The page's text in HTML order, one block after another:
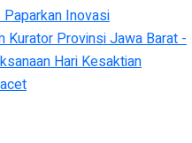
Paparkan Inovasi
Kurator Provinsi Jawa Barat -
Hari Kesaktian